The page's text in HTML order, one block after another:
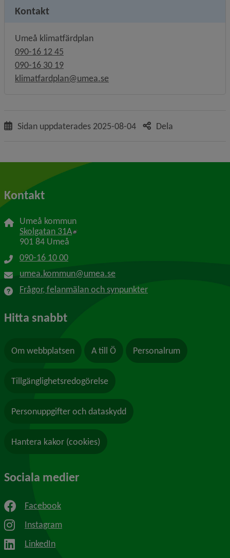
Kontakt
Umeå klimatfärdplan
090-16 12 45
090-16 30 19
klimatfardplan@umea.se
Sidan uppdaterades 2025-08-04 Dela
Kontakt
Umeå kommun
Skolgatan 31A Länk till annan webbplats, öppnas i nytt
901 84 Umeå
090-16 10 00
umea.kommun@umea.se
Frågor, felanmälan och synpunkter
Hitta snabbt
Om webbplatsen A till Ö Personalrum
Tillgänglighetsredogörelse
Personuppgifter och dataskydd
Hantera kakor (cookies)
Sociala medier
Facebook
Instagram
LinkedIn